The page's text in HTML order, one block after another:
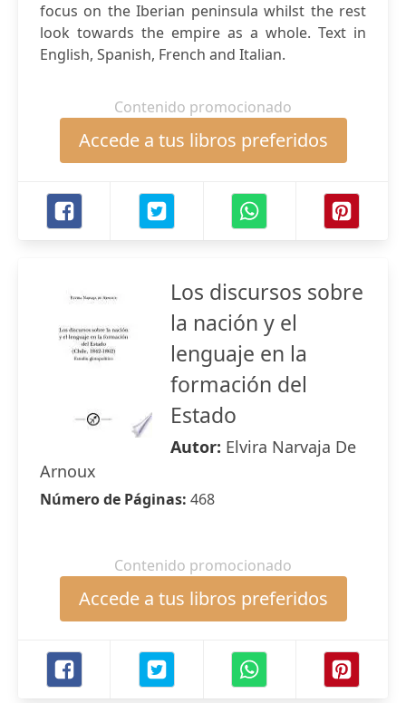
focus on the Iberian peninsula whilst the rest
look towards the empire as a whole. Text in
English, Spanish, French and Italian.
Contenido promocionado
Accede a tus libros preferidos
Los discursos sobre
la nación y el
lenguaje en la
formación del
Estado
Autor: Elvira Narvaja De
Arnoux
Número de Páginas: 468
Contenido promocionado
Accede a tus libros preferidos